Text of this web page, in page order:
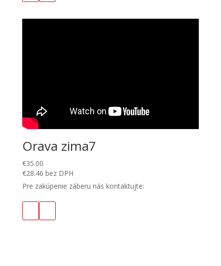
Orava zima7
€35.00
€28.46 bez DPH
Pre zakúpenie záberu nás kontaktujte: